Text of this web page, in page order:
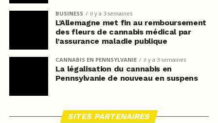
BUSINESS il y a 3 semaines
L’Allemagne met fin au remboursement
des fleurs de cannabis médical par
l’assurance maladie publique
CANNABIS EN PENNSYLVANIE il y a 3 semaines
La légalisation du cannabis en
Pennsylvanie de nouveau en suspens
SITES PARTENAIRES